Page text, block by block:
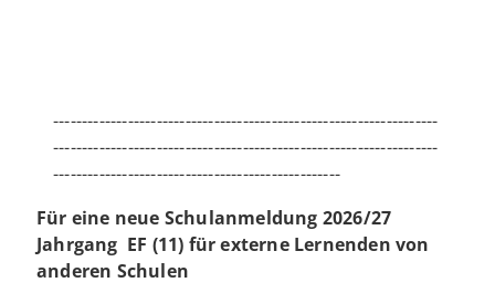
-------------------------------------------------------------------
-------------------------------------------------------------------
--------------------------------------------------
Für eine neue Schulanmeldung 2026/27
Jahrgang EF (11) für externe Lernenden von
anderen Schulen